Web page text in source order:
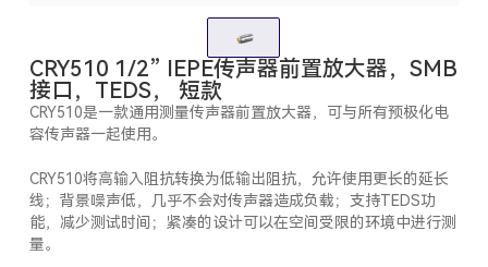
CRY510 1/2” IEPE传声器前置放大器，SMB
接口，TEDS， 短款
CRY510是一款通用测量传声器前置放大器，可与所有预极化电
容传声器一起使用。
CRY510将高输入阻抗转换为低输出阻抗，允许使用更长的延长
线；背景噪声低，几乎不会对传声器造成负载；支持TEDS功
能，减少测试时间；紧凑的设计可以在空间受限的环境中进行测
量。